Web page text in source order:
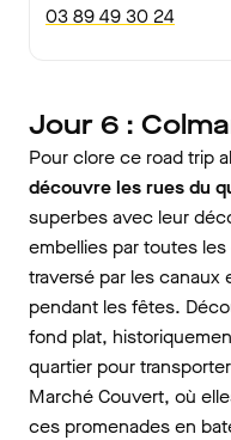
03 89 49 30 24
Jour 6 :
Pour clore ce road trip
découvre les rues du
superbes avec leur
embellies par toutes
traversé par les
pendant les fêtes.
fond plat,
quartier pour
Marché Couvert, où
ces promenades en